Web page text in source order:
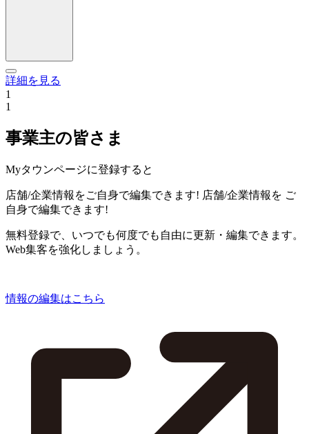
詳細を見る
1
1
事業主の皆さま
Myタウンページに登録すると
店舗/企業情報をご自身で編集できます! 店舗/企業情報を ご
自身で編集できます!
無料登録で、いつでも何度でも自由に更新・編集できます。
Web集客を強化しましょう。
情報の編集はこちら